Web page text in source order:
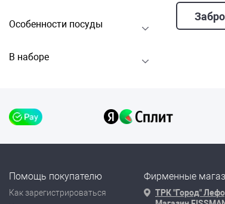
Особенности посуды
В наборе
Помощь покупателю
Как зарегистрироваться
Фирменные
ТРК "Город"